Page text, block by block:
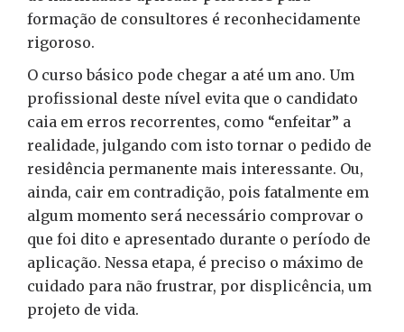
formação de consultores é reconhecidamente
rigoroso.
O curso básico pode chegar a até um ano. Um
profissional deste nível evita que o candidato
caia em erros recorrentes, como “enfeitar” a
realidade, julgando com isto tornar o pedido de
residência permanente mais interessante. Ou,
ainda, cair em contradição, pois fatalmente em
algum momento será necessário comprovar o
que foi dito e apresentado durante o período de
aplicação. Nessa etapa, é preciso o máximo de
cuidado para não frustrar, por displicência, um
projeto de vida.